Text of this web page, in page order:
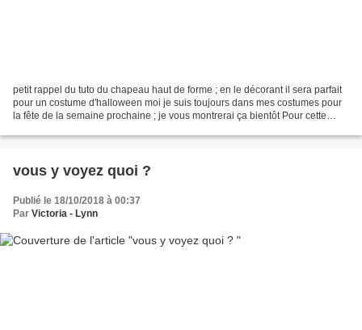
petit rappel du tuto du chapeau haut de forme ; en le décorant il sera parfait
pour un costume d'halloween moi je suis toujours dans mes costumes pour
la fête de la semaine prochaine ; je vous montrerai ça bientôt Pour cette
vous y voyez quoi ?
Publié le 18/10/2018 à 00:37
Par Victoria - Lynn